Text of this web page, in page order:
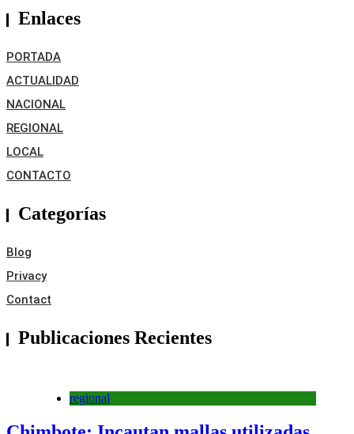
Enlaces
PORTADA
ACTUALIDAD
NACIONAL
REGIONAL
LOCAL
CONTACTO
Categorías
Blog
Privacy
Contact
Publicaciones Recientes
regional